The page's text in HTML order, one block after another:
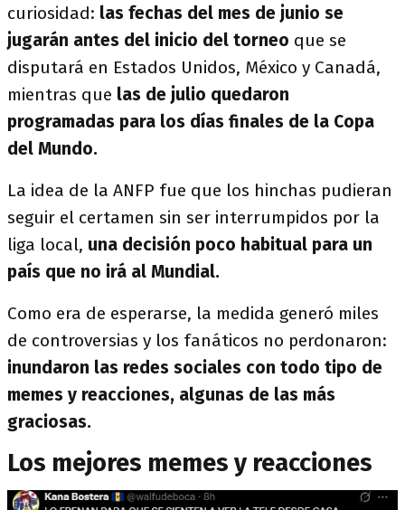
curiosidad: las fechas del mes de junio se
jugarán antes del inicio del torneo que se
disputará en Estados Unidos, México y Canadá,
mientras que las de julio quedaron
programadas para los días finales de la Copa
del Mundo.
La idea de la ANFP fue que los hinchas pudieran
seguir el certamen sin ser interrumpidos por la
liga local, una decisión poco habitual para un
país que no irá al Mundial.
Como era de esperarse, la medida generó miles
de controversias y los fanáticos no perdonaron:
inundaron las redes sociales con todo tipo de
memes y reacciones, algunas de las más
graciosas.
Los mejores memes y reacciones